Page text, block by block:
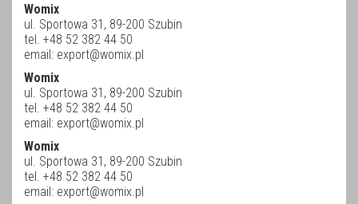
Womix
ul. Sportowa 31, 89-200 Szubin
tel. +48 52 382 44 50
email: export@womix.pl
Womix
ul. Sportowa 31, 89-200 Szubin
tel. +48 52 382 44 50
email: export@womix.pl
Womix
ul. Sportowa 31, 89-200 Szubin
tel. +48 52 382 44 50
email: export@womix.pl